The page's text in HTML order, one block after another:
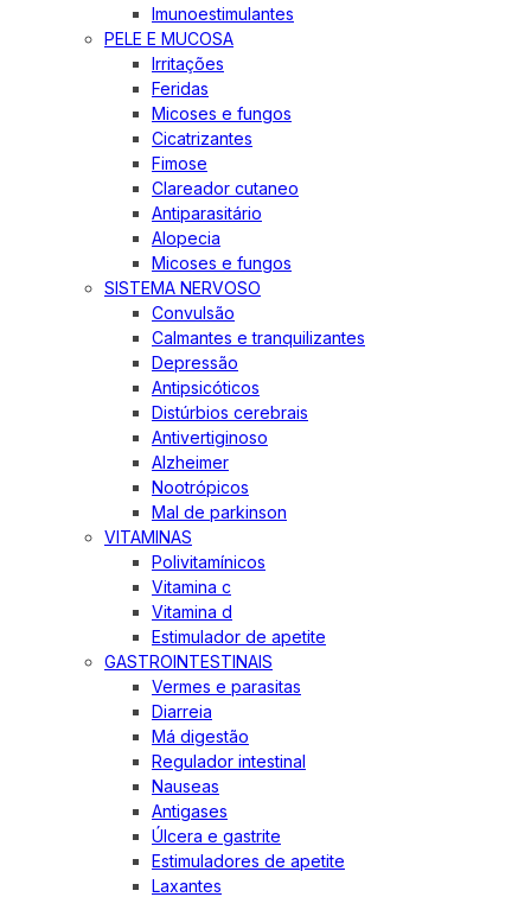
Imunoestimulantes
PELE E MUCOSA
Irritações
Feridas
Micoses e fungos
Cicatrizantes
Fimose
Clareador cutaneo
Antiparasitário
Alopecia
Micoses e fungos
SISTEMA NERVOSO
Convulsão
Calmantes e tranquilizantes
Depressão
Antipsicóticos
Distúrbios cerebrais
Antivertiginoso
Alzheimer
Nootrópicos
Mal de parkinson
VITAMINAS
Polivitamínicos
Vitamina c
Vitamina d
Estimulador de apetite
GASTROINTESTINAIS
Vermes e parasitas
Diarreia
Má digestão
Regulador intestinal
Nauseas
Antigases
Úlcera e gastrite
Estimuladores de apetite
Laxantes